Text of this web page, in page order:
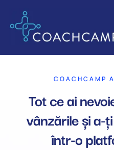
COACHCAMP
Tot ce ai
vânzările și a-
într-o